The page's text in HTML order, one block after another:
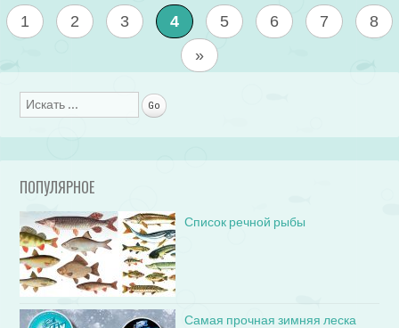
1 2 3 4 5 6 7
8
»
Поиск
ПОПУЛЯРНОЕ
Список речной рыбы
Самая прочная зимняя леска